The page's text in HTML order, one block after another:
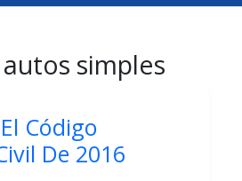
autos simples
Código
De 2016